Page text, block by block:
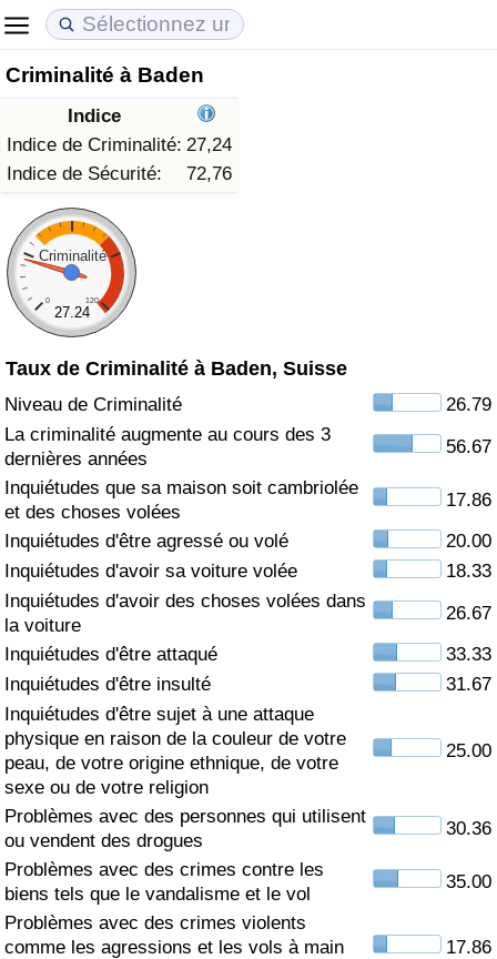
Criminalité à Baden
Indice
Indice de Criminalité: 27,24
Indice de Sécurité:
72,76
Criminalité
0 120
27.24
Taux de Criminalité à Baden, Suisse
Niveau de Criminalité
26.79
La criminalité augmente au cours des 3
dernières années
56.67
Inquiétudes que sa maison soit cambriolée
et des choses volées
17.86
Inquiétudes d'être agressé ou volé
20.00
Inquiétudes d'avoir sa voiture volée
18.33
Inquiétudes d'avoir des choses volées dans
la voiture
26.67
Inquiétudes d'être attaqué
33.33
Inquiétudes d'être insulté
31.67
Inquiétudes d'être sujet à une attaque
physique en raison de la couleur de votre
peau, de votre origine ethnique, de votre
sexe ou de votre religion
25.00
Problèmes avec des personnes qui utilisent
ou vendent des drogues
30.36
Problèmes avec des crimes contre les
biens tels que le vandalisme et le vol
35.00
Problèmes avec des crimes violents
comme les agressions et les vols à main
17.86
Coût de la vie
Indice du Coût de la Vie (Actuel)
Indice du Coût de la Vie
Indice du coût de la vie par pays
à Akaba
Prix de l'immobilier
Indice des Prix de l'immobilier (Actuel)
Indice des Prix de l'immobilier
Indice des Prix de l'immobilier par Pays
Qualité de Vie
Indice de Qualité de Vie
Indice de Qualité de Vie (Actuel)
Indice de qualité de vie par pays
Criminalité
Indice de Criminalité (Actuel)
Indice de Criminalité
Indice de criminalité par pays
Soins de santé
Indice des soins de santé (Actuel)
Indice des soins de santé
Indice des soins de santé par Pays
Pollution
Indice de Pollution (Actuel)
Indice de pollution
Indice de Pollution par Pays